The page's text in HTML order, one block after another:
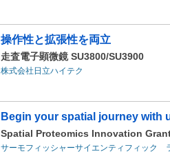
操作性と拡張性を両立
走査電子顕微鏡 SU3800/SU3900
株式会社日立ハイテク
Begin your spatial journey with
Spatial Proteomics Innovation
サーモフィッシャーサイエンティフィック